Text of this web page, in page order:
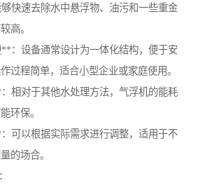
快速去除水中悬浮物、油污和一些重金
高。
：设备通常设计为一体化结构，便于安
过程简单，适合小型企业或家庭使用。
相对于其他水处理方法，气浮机的能耗
环保。
可以根据实际需求进行调整，适用于不
的场合。